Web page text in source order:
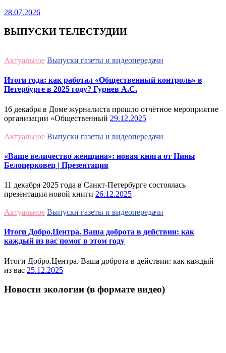
28.07.2026
ВЫПУСКИ ТЕЛЕСТУДИИ
Актуальное Выпуски газеты и видеопередачи
Итоги года: как работал «Общественный контроль» в
Петербурге в 2025 году? Гурнев А.С.
16 декабря в Доме журналиста прошло отчётное мероприятие
организации «Общественный 29.12.2025
Актуальное Выпуски газеты и видеопередачи
«Ваше величество женщина»: новая книга от Нины
Белоцерковец | Презентация
11 декабря 2025 года в Санкт-Петербурге состоялась
презентация новой книги 26.12.2025
Актуальное Выпуски газеты и видеопередачи
Итоги Добро.Центра. Ваша доброта в действии: как
каждый из вас помог в этом году
Итоги Добро.Центра. Ваша доброта в действии: как каждый
из вас 25.12.2025
Новости экологии (в формате видео)